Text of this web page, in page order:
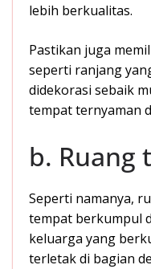
lebih berkualitas.
Pastikan juga
seperti ranjang
didekorasi sebaik
tempat ternyaman
b. Ruang
Seperti namanya,
tempat berkumpul
keluarga yang
terletak di bagian